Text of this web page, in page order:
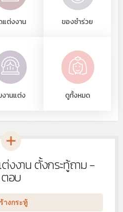
แต่งงาน ของชำร่วย
งานแต่ง ดูทั้งหมด
งงาน ตั้งกระทู้ถาม -
ตอบ
างกระทู้